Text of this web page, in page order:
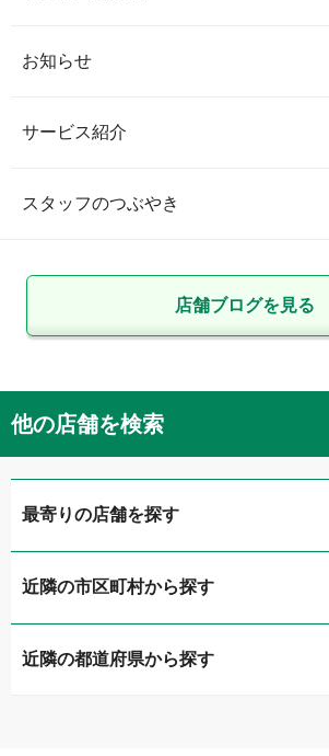
お知らせ
サービス紹介
スタッフのつぶやき
店舗ブログを見る
他の店舗を検索
最寄りの店舗を探す
LIBERALA リベラーラ山形
ガリバー286山形店
近隣の市区町村から探す
山形市
近隣の都道府県から探す